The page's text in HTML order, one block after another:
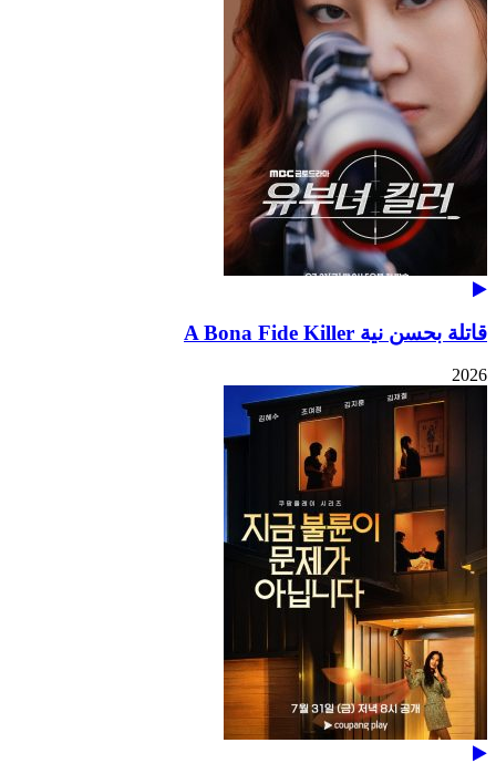
قاتلة بحسن نية A Bona Fide Killer
2026